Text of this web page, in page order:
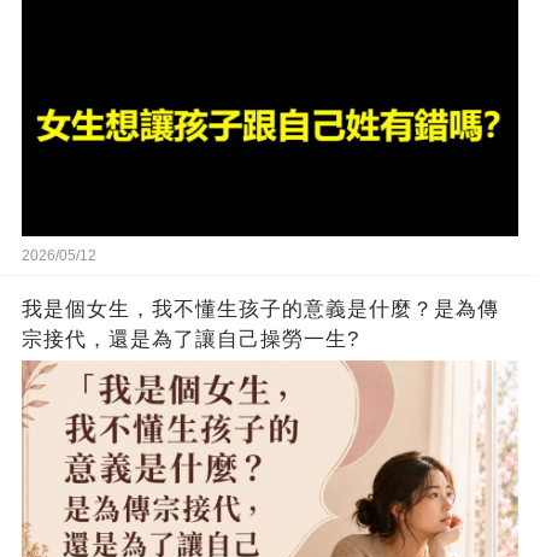
2026/05/12
我是個女生，我不懂生孩子的意義是什麼？是為傳
宗接代，還是為了讓自己操勞一生?